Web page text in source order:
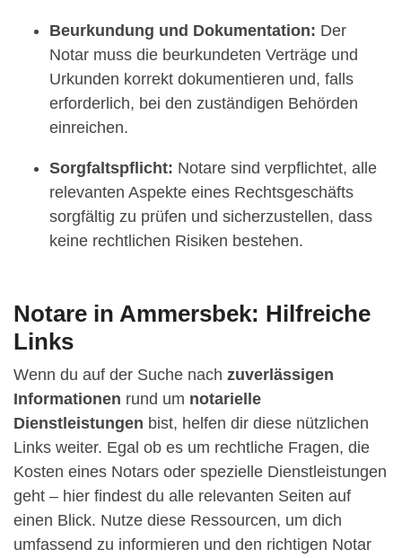
Beurkundung und Dokumentation: Der
Notar muss die beurkundeten Verträge und
Urkunden korrekt dokumentieren und, falls
erforderlich, bei den zuständigen Behörden
einreichen.
Sorgfaltspflicht: Notare sind verpflichtet, alle
relevanten Aspekte eines Rechtsgeschäfts
sorgfältig zu prüfen und sicherzustellen, dass
keine rechtlichen Risiken bestehen.
Notare in Ammersbek: Hilfreiche
Links
Wenn du auf der Suche nach zuverlässigen
Informationen rund um notarielle
Dienstleistungen bist, helfen dir diese nützlichen
Links weiter. Egal ob es um rechtliche Fragen, die
Kosten eines Notars oder spezielle Dienstleistungen
geht – hier findest du alle relevanten Seiten auf
einen Blick. Nutze diese Ressourcen, um dich
umfassend zu informieren und den richtigen Notar